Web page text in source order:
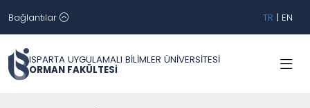
Bağlantılar TR | EN
ISPARTA UYGULAMALI BİLİMLER ÜNİVERSİTESİ
ORMAN FAKÜLTESİ